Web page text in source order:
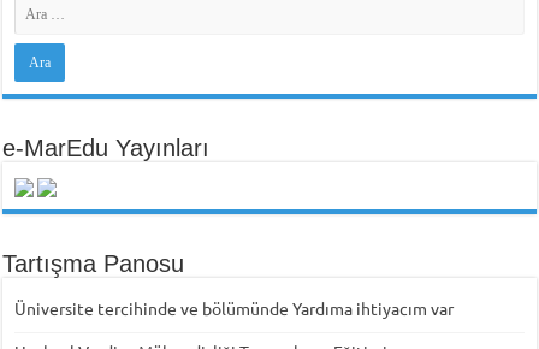
e-MarEdu Yayınları
Tartışma Panosu
Üniversite tercihinde ve bölümünde Yardıma ihtiyacım var